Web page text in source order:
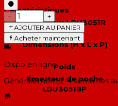
Caractéristiques
Récepteur LDU3051R
Dimensions (H x L x P)
Poids
Émetteur de poche
LDU3051BP
−
+
AJOUTER AU PANIER
Acheter maintenant
Dispo en ligne
Généralement 2-4 semaines